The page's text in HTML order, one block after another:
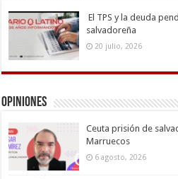
El TPS y la deuda
salvadoreña
20 julio, 2026
Opiniones
Ceuta prisión de
Marruecos
6 agosto, 2026